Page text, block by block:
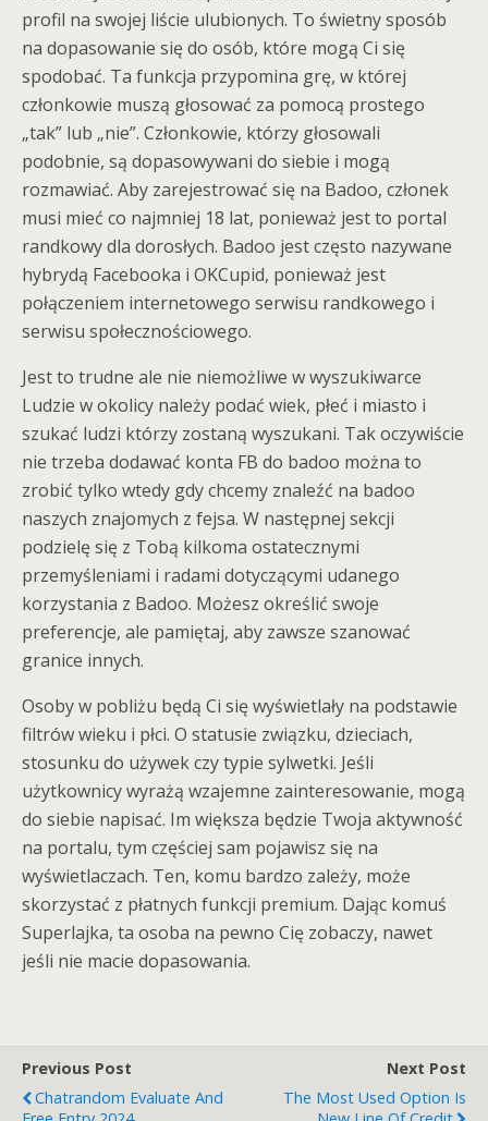
profil na swojej liście ulubionych. To świetny sposób
na dopasowanie się do osób, które mogą Ci się
spodobać. Ta funkcja przypomina grę, w której
członkowie muszą głosować za pomocą prostego
„tak” lub „nie”. Członkowie, którzy głosowali
podobnie, są dopasowywani do siebie i mogą
rozmawiać. Aby zarejestrować się na Badoo, członek
musi mieć co najmniej 18 lat, ponieważ jest to portal
randkowy dla dorosłych. Badoo jest często nazywane
hybrydą Facebooka i OKCupid, ponieważ jest
połączeniem internetowego serwisu randkowego i
serwisu społecznościowego.
Jest to trudne ale nie niemożliwe w wyszukiwarce
Ludzie w okolicy należy podać wiek, płeć i miasto i
szukać ludzi którzy zostaną wyszukani. Tak oczywiście
nie trzeba dodawać konta FB do badoo można to
zrobić tylko wtedy gdy chcemy znaleźć na badoo
naszych znajomych z fejsa. W następnej sekcji
podzielę się z Tobą kilkoma ostatecznymi
przemyśleniami i radami dotyczącymi udanego
korzystania z Badoo. Możesz określić swoje
preferencje, ale pamiętaj, aby zawsze szanować
granice innych.
Osoby w pobliżu będą Ci się wyświetlały na podstawie
filtrów wieku i płci. O statusie związku, dzieciach,
stosunku do używek czy typie sylwetki. Jeśli
użytkownicy wyrażą wzajemne zainteresowanie, mogą
do siebie napisać. Im większa będzie Twoja aktywność
na portalu, tym częściej sam pojawisz się na
wyświetlaczach. Ten, komu bardzo zależy, może
skorzystać z płatnych funkcji premium. Dając komuś
Superlajka, ta osoba na pewno Cię zobaczy, nawet
jeśli nie macie dopasowania.
Previous Post
Chatrandom Evaluate And
Next Post
The Most Used Option Is